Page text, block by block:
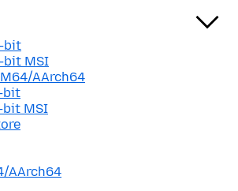
bit
bit MSI
AArch64
bit
bit MSI
AArch64